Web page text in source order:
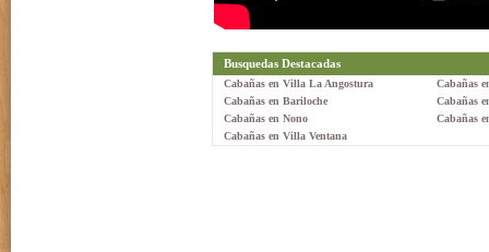
Busquedas Destacadas
Cabañas en Villa La Angostura
Cabañas
Cabañas en Bariloche
Cabañas
Cabañas en Nono
Cabañas
Cabañas en Villa Ventana